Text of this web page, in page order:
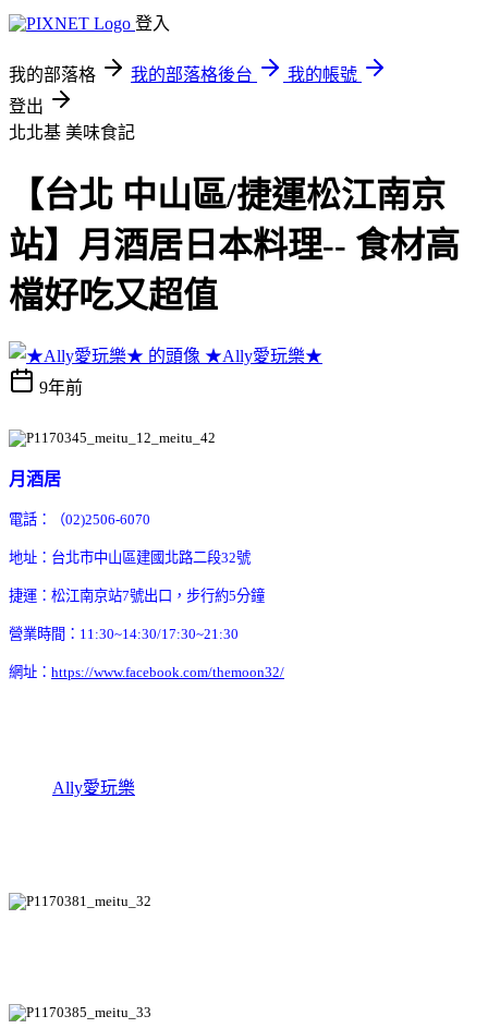
登入
我的部落格 我的部落格後台
我的帳號
登出
北北基 美味食記
【台北 中山區/捷運松江南京
站】月酒居日本料理-- 食材高
檔好吃又超值
★Ally愛玩樂★
9年前
月酒居
電話：（02)2506-6070
地址：台北市中山區建國北路二段32號
捷運：松江南京站7號出口，步行約5分鐘
營業時間：11:30~14:30/17:30~21:30
網址： https://www.facebook.com/themoon32/
Ally愛玩樂